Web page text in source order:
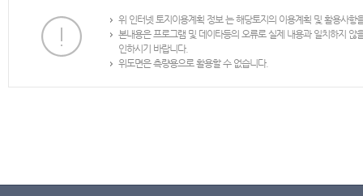
위 인터넷 토지이용계획 정보 는 해당토지의 이용계획 및 활용사
본내용은 프로그램 및 데이타등의 오류로 실제 내용과 일치하지
인하시기 바랍니다.
위도면은 측량용으로 활용할 수 없습니다.